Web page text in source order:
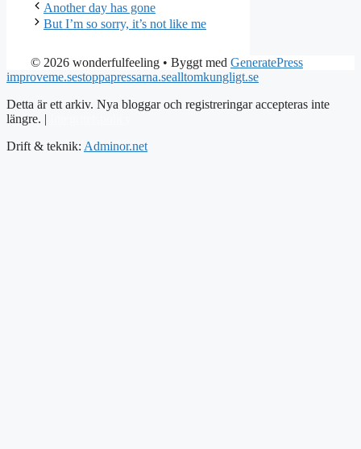
Another day has gone
But I’m so sorry, it’s not like me
© 2026 wonderfulfeeling • Byggt med GeneratePress
improveme.sestoppapressarna.sealltomkungligt.se
Detta är ett arkiv. Nya bloggar och registreringar accepteras inte
längre. |
Drift & teknik: Adminor.net